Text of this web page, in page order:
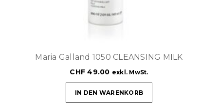
Maria Galland 1050 CLEANSING MILK
CHF 49.00 exkl. MwSt.
IN DEN WARENKORB